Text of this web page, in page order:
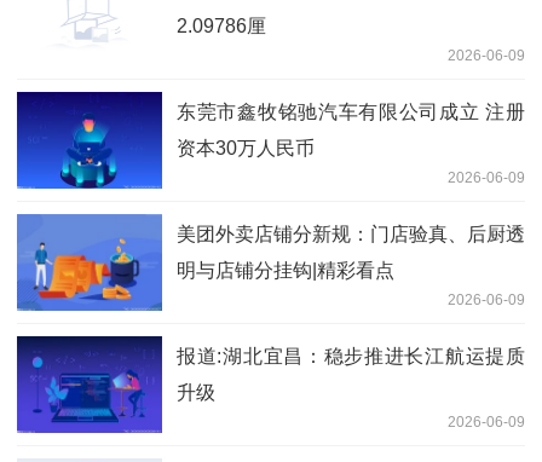
2.09786厘
2026-06-09
东莞市鑫牧铭驰汽车有限公司成立 注册
资本30万人民币
2026-06-09
美团外卖店铺分新规：门店验真、后厨透
明与店铺分挂钩|精彩看点
2026-06-09
报道:湖北宜昌：稳步推进长江航运提质
升级
2026-06-09